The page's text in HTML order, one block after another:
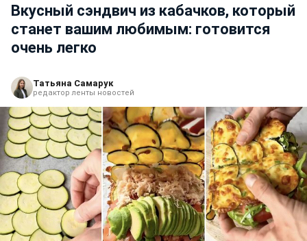
Вкусный сэндвич из кабачков, который
станет вашим любимым: готовится
очень легко
Татьяна Самарук
редактор ленты новостей